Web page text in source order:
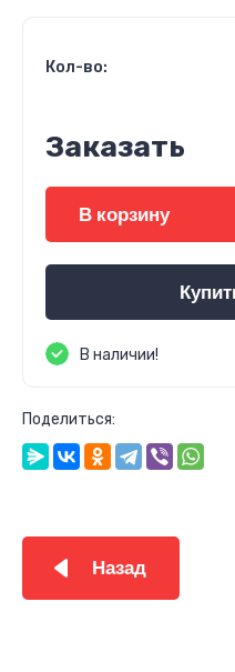
Кол-во:
Заказать
В корзину
В наличии!
Поделиться:
Назад